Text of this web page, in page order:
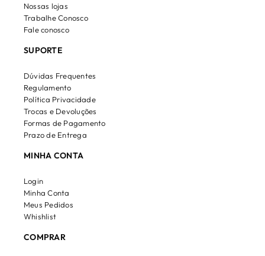
Nossas lojas
Trabalhe Conosco
Fale conosco
SUPORTE
Dúvidas Frequentes
Regulamento
Política Privacidade
Trocas e Devoluções
Formas de Pagamento
Prazo de Entrega
MINHA CONTA
Login
Minha Conta
Meus Pedidos
Whishlist
COMPRAR